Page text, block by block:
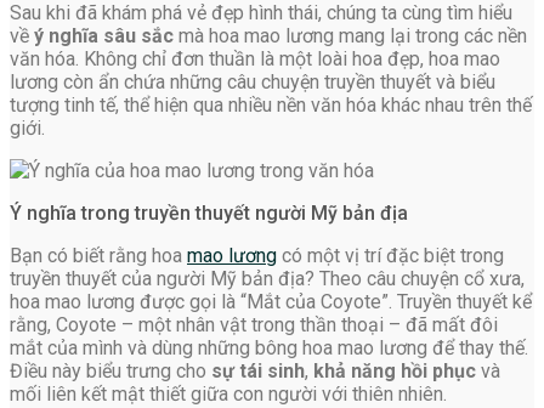
Sau khi đã khám phá vẻ đẹp hình thái, chúng ta cùng tìm hiểu
về ý nghĩa sâu sắc mà hoa mao lương mang lại trong các nền
văn hóa. Không chỉ đơn thuần là một loài hoa đẹp, hoa mao
lương còn ẩn chứa những câu chuyện truyền thuyết và biểu
tượng tinh tế, thể hiện qua nhiều nền văn hóa khác nhau trên thế
giới.
Ý nghĩa trong truyền thuyết người Mỹ bản địa
Bạn có biết rằng hoa mao lương có một vị trí đặc biệt trong
truyền thuyết của người Mỹ bản địa? Theo câu chuyện cổ xưa,
hoa mao lương được gọi là “Mắt của Coyote”. Truyền thuyết kể
rằng, Coyote – một nhân vật trong thần thoại – đã mất đôi
mắt của mình và dùng những bông hoa mao lương để thay thế.
Điều này biểu trưng cho sự tái sinh, khả năng hồi phục và
mối liên kết mật thiết giữa con người với thiên nhiên.